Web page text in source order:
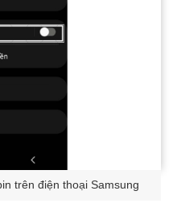
trên điện thoại Samsung